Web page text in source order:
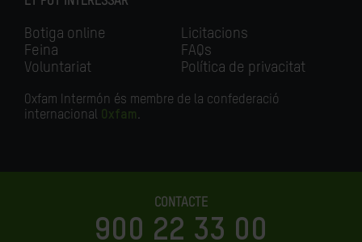
Botiga online
Feina
Voluntariat
Licitacions
FAQs
Política de privacitat
Oxfam Intermón és membre de la confederació
internacional Oxfam.
CONTACTE
900 22 33 00